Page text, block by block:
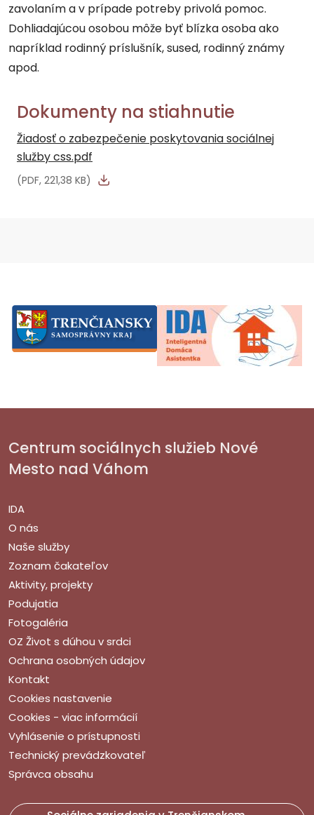
zavolaním a v prípade potreby privolá pomoc.
Dohliadajúcou osobou môže byť blízka osoba ako
napríklad rodinný príslušník, sused, rodinný známy
apod.
Dokumenty na stiahnutie
Žiadosť o zabezpečenie poskytovania sociálnej
služby css.pdf
(PDF, 221,38 KB)
Centrum sociálnych služieb Nové
Mesto nad Váhom
IDA
O nás
Naše služby
Zoznam čakateľov
Aktivity, projekty
Podujatia
Fotogaléria
OZ Život s dúhou v srdci
Ochrana osobných údajov
Kontakt
Cookies nastavenie
Cookies - viac informácií
Vyhlásenie o prístupnosti
Technický prevádzkovateľ
Správca obsahu